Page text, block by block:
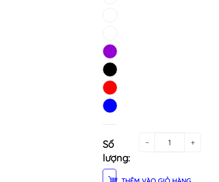
Số
lượng:
− +